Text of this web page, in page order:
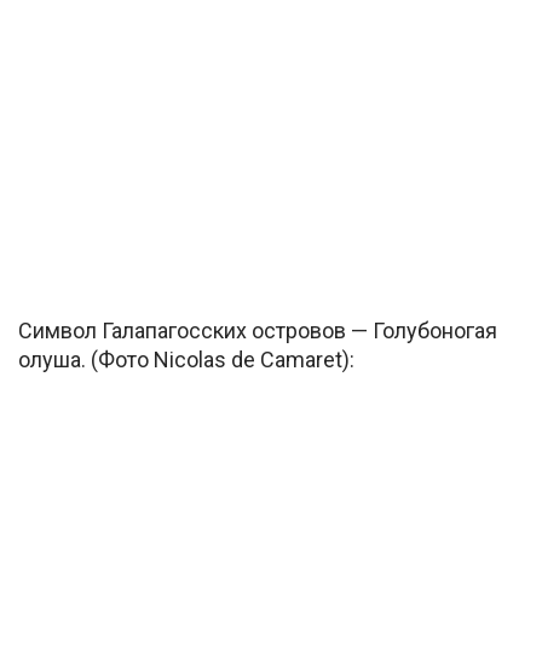
Символ Галапагосских островов — Голубоногая
олуша. (Фото Nicolas de Camaret):